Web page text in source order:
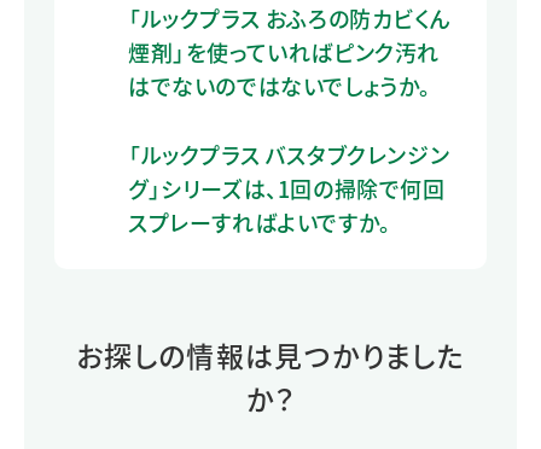
「ルックプラス おふろの防カビくん
煙剤」を使っていればピンク汚れ
はでないのではないでしょうか。
「ルックプラス バスタブクレンジン
グ」シリーズは、1回の掃除で何回
スプレーすればよいですか。
お探しの情報は見つかりました
か？